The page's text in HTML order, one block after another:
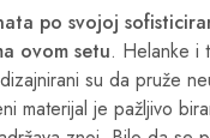
po svojoj
ovom setu. Helanke i
su da pruže
materijal je pažljivo